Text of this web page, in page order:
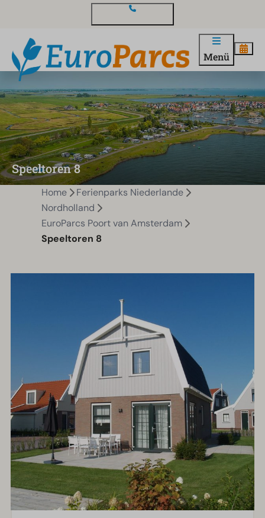
Menü
Speeltoren 8
Home
Ferienparks Niederlande
Nordholland
EuroParcs Poort van Amsterdam
Speeltoren 8